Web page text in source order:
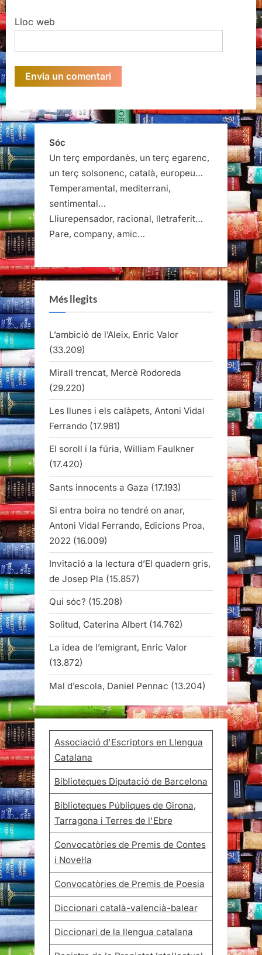
Lloc web
Sóc
Un terç empordanès, un terç egarenc,
un terç solsonenc, català, europeu…
Temperamental, mediterrani,
sentimental…
Lliurepensador, racional, lletraferit…
Pare, company, amic…
Més llegits
L’ambició de l’Aleix, Enric Valor
(33.209)
Mirall trencat, Mercè Rodoreda
(29.220)
Les llunes i els calàpets, Antoni Vidal
Ferrando (17.981)
El soroll i la fúria, William Faulkner
(17.420)
Sants innocents a Gaza (17.193)
Si entra boira no tendré on anar,
Antoni Vidal Ferrando, Edicions Proa,
2022 (16.009)
Invitació a la lectura d’El quadern gris,
de Josep Pla (15.857)
Qui sóc? (15.208)
Solitud, Caterina Albert (14.762)
La idea de l’emigrant, Enric Valor
(13.872)
Mal d’escola, Daniel Pennac (13.204)
Associació d'Escriptors en Llengua
Catalana
Biblioteques Diputació de Barcelona
Biblioteques Públiques de Girona,
Tarragona i Terres de l'Ebre
Convocatòries de Premis de Contes
i Novel·la
Convocatòries de Premis de Poesia
Diccionari català-valencià-balear
Diccionari de la llengua catalana